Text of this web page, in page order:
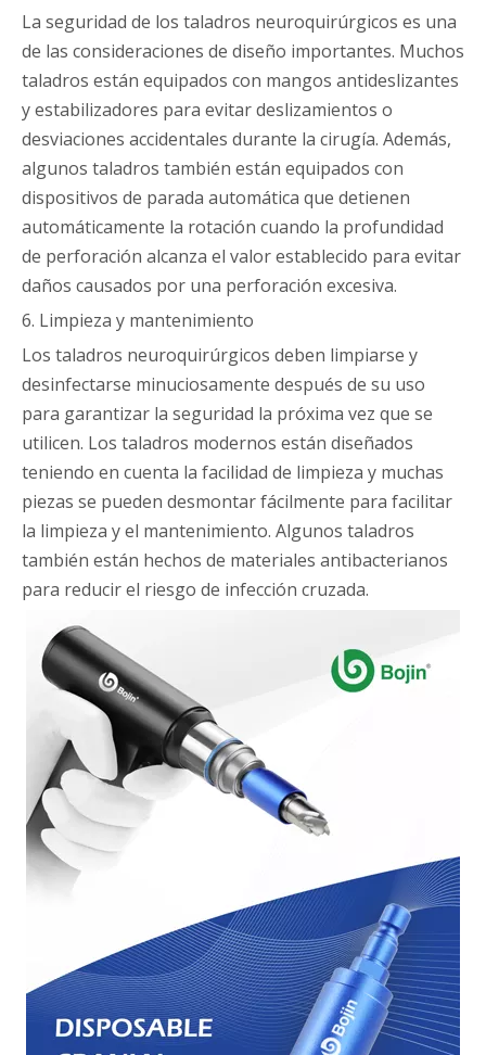
La seguridad de los taladros neuroquirúrgicos es una
de las consideraciones de diseño importantes. Muchos
taladros están equipados con mangos antideslizantes
y estabilizadores para evitar deslizamientos o
desviaciones accidentales durante la cirugía. Además,
algunos taladros también están equipados con
dispositivos de parada automática que detienen
automáticamente la rotación cuando la profundidad
de perforación alcanza el valor establecido para evitar
daños causados ​​por una perforación excesiva.
6. Limpieza y mantenimiento
Los taladros neuroquirúrgicos deben limpiarse y
desinfectarse minuciosamente después de su uso
para garantizar la seguridad la próxima vez que se
utilicen. Los taladros modernos están diseñados
teniendo en cuenta la facilidad de limpieza y muchas
piezas se pueden desmontar fácilmente para facilitar
la limpieza y el mantenimiento. Algunos taladros
también están hechos de materiales antibacterianos
para reducir el riesgo de infección cruzada.